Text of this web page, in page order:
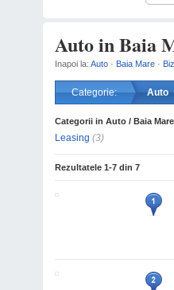
Auto in Baia
Inapoi la: Auto · Baia Mare ·
Categorie: Auto
Categorii in Auto / Baia
Leasing (3)
Rezultatele 1-7 din 7